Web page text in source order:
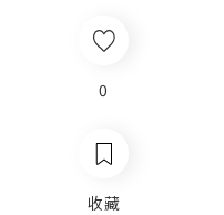
0
收藏